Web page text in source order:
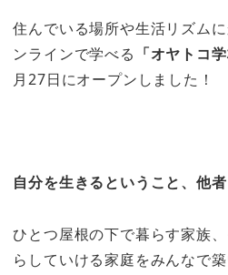
住んでいる場所や生活リズム
ンラインで学べる 「オヤトコ
月27日にオープンしました！
自分を生きるということ、他
ひとつ屋根の下で暮らす家族
らしていける家庭をみんなで築